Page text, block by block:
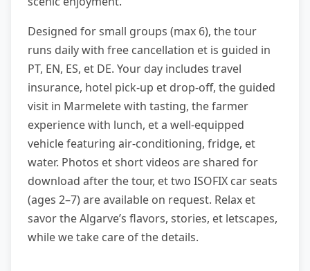
Designed for small groups (max 6), the tour
runs daily with free cancellation et is guided in
PT, EN, ES, et DE. Your day includes travel
insurance, hotel pick-up et drop-off, the guided
visit in Marmelete with tasting, the farmer
experience with lunch, et a well-equipped
vehicle featuring air-conditioning, fridge, et
water. Photos et short videos are shared for
download after the tour, et two ISOFIX car seats
(ages 2–7) are available on request. Relax et
savor the Algarve’s flavors, stories, et letscapes,
while we take care of the details.